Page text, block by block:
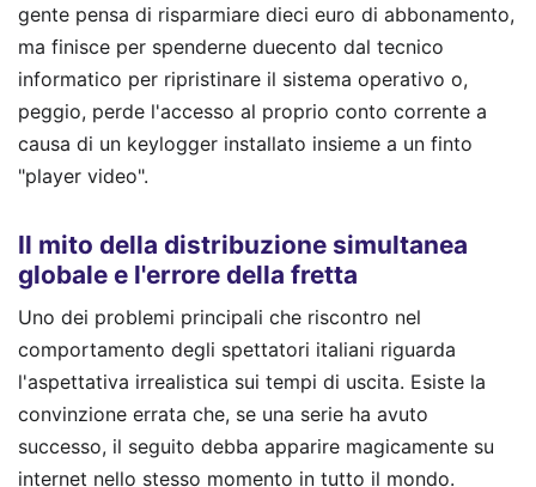
gente pensa di risparmiare dieci euro di abbonamento,
ma finisce per spenderne duecento dal tecnico
informatico per ripristinare il sistema operativo o,
peggio, perde l'accesso al proprio conto corrente a
causa di un keylogger installato insieme a un finto
"player video".
Il mito della distribuzione simultanea
globale e l'errore della fretta
Uno dei problemi principali che riscontro nel
comportamento degli spettatori italiani riguarda
l'aspettativa irrealistica sui tempi di uscita. Esiste la
convinzione errata che, se una serie ha avuto
successo, il seguito debba apparire magicamente su
internet nello stesso momento in tutto il mondo.